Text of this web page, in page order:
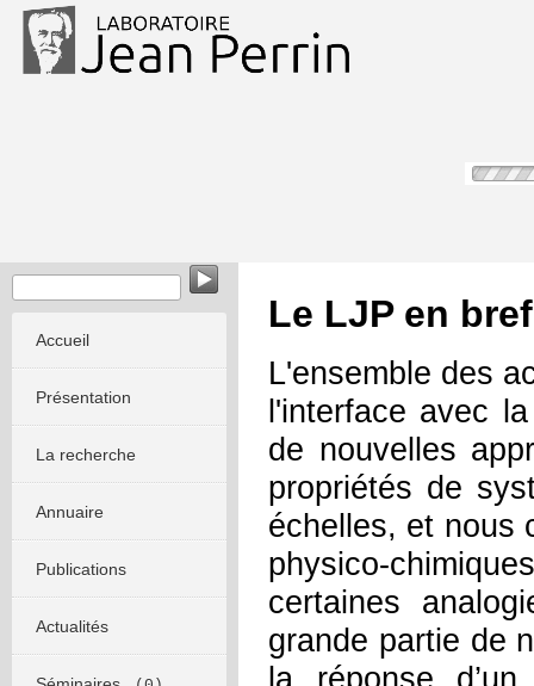
Accueil
Présentation
La recherche
Annuaire
Publications
Actualités
Le LJP en bref
L'ensemble des
l'interface avec
de nouvelles
propriétés de
échelles, et nous
physico-
certaines
grande partie de
la réponse